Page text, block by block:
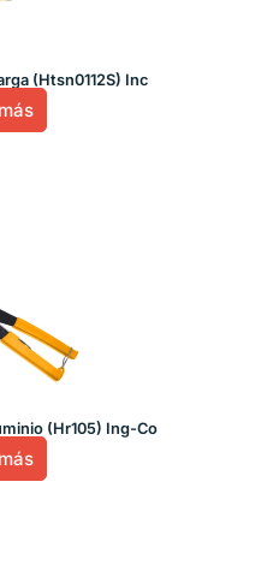
(Htsn0112S) Inc
(Hr105) Ing-Co